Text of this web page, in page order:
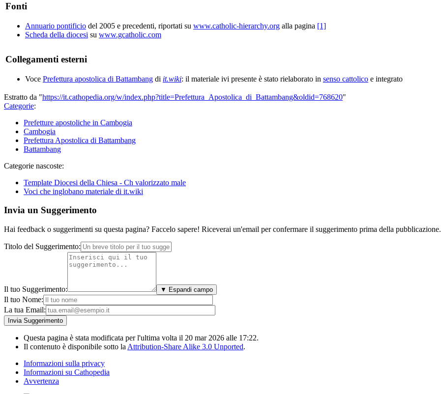
Fonti
Annuario pontificio del 2005 e precedenti, riportati su www.catholic-hierarchy.org alla pagina [1]
Scheda della diocesi su www.gcatholic.com
Collegamenti esterni
Voce Prefettura apostolica di Battambang di it.wiki: il materiale ivi presente è stato rielaborato in senso cattolico e integrato
Estratto da "https://it.cathopedia.org/w/index.php?title=Prefettura_Apostolica_di_Battambang&oldid=768620"
Categorie:
Prefetture apostoliche in Cambogia
Cambogia
Prefettura Apostolica di Battambang
Battambang
Categorie nascoste:
Template Diocesi della Chiesa - Ch valorizzato male
Voci che inglobano materiale di it.wiki
Invia un Suggerimento
Hai feedback o suggerimenti su questa pagina? Faccelo sapere! Riceverai un'email per confermare il suggerimento prima della pubblicazione.
Titolo del Suggerimento:
Il tuo Suggerimento: ▼ Espandi campo
Il tuo Nome:
La tua Email:
Questa pagina è stata modificata per l'ultima volta il 20 mar 2026 alle 17:22.
Il contenuto è disponibile sotto la Attribution-Share Alike 3.0 Unported.
Informazioni sulla privacy
Informazioni su Cathopedia
Avvertenza